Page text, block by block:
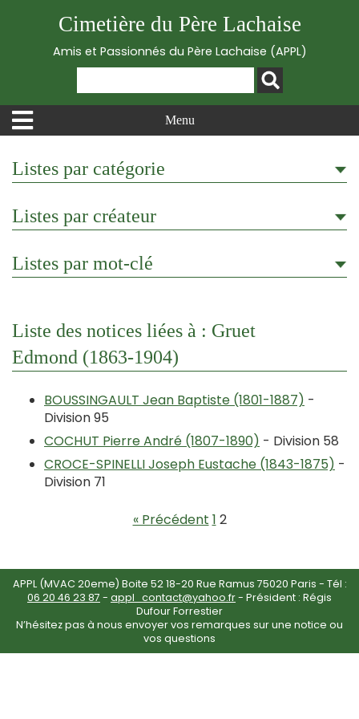
Cimetière du Père Lachaise
Amis et Passionnés du Père Lachaise (APPL)
Menu
Listes par catégorie
Listes par créateur
Listes par mot-clé
Liste des notices liées à : Gruet
Edmond (1863-1904)
BOUSSINGAULT Jean Baptiste (1801-1887) -
Division 95
COCHUT Pierre André (1807-1890) - Division 58
CROCE-SPINELLI Joseph Eustache (1843-1875) -
Division 71
« Précédent 1 2
APPL (MVAC 20eme) Boite 52 18-20 Rue Ramus 75020 Paris - Tél :
06 20 46 23 87 - appl_contact@yahoo.fr- Président : Régis
Dufour Forrestier
N’hésitez pas à nous envoyer vos remarques sur une notice ou
vos questions